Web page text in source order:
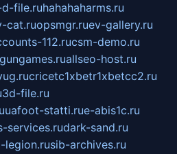
file.ruhahahaharms.ru
cat.ruopsmgr.ruev-gallery.ru
112.rucsm-demo.ru
allseo-host.ru
cricetc1xbetr1xbetcc2.ru
3d-file.ru
uafoot-statti.rue-abis1c.ru
services.rudark-sand.ru
legion.rusib-archives.ru